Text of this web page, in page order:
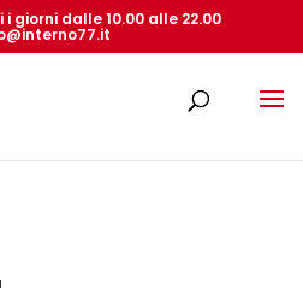
giorni dalle 10.00 alle 22.00